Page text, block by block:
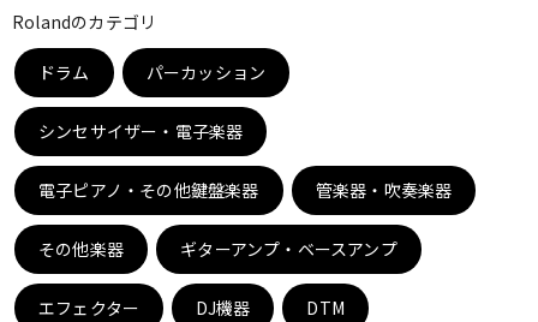
ドラム
キーボード
管楽器 その他楽器
Rolandのカテゴリ
ドラム パーカッション
シンセサイザー・電子楽器
電子ピアノ・その他鍵盤楽器 管楽器・吹奏楽器
その他楽器 ギターアンプ・ベースアンプ
エフェクター DJ機器 DTM